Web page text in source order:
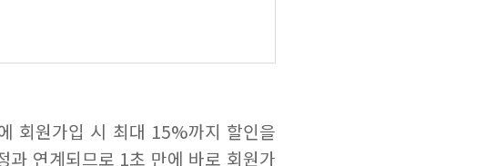
회원가입 시 최대 15%까지 할인을
연계되므로 1초 만에 바로 회원가